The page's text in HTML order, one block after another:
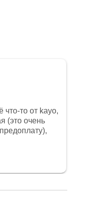
то от kayo,
(это очень
всё